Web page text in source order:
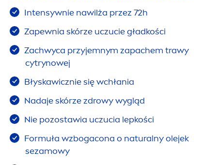
Intensywnie nawilża przez 72h
Zapewnia skórze uczucie gładkości
Zachwyca przyjemnym zapachem trawy
cytrynowej
Błyskawicznie się wchłania
Nadaje skórze zdrowy wygląd
Nie pozostawia uczucia lepkości
Formuła wzbogacona o naturalny olejek
sezamowy